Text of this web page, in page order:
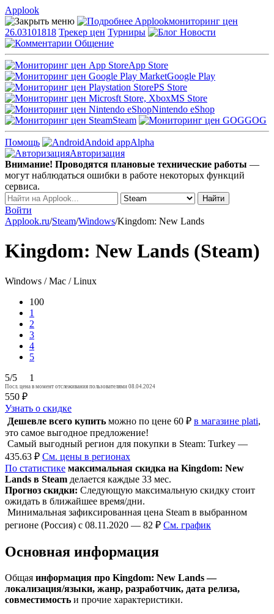
Applook
Applookмониторинг цен
26.03101818 Трекер цен Турниры
Новости
Общение
App Store
Google Play
PS Store
MS Store
Nintendo eShop
Steam
GOG
Помощь Andoid appAlpha
Авторизация
Внимание! Проводятся плановые технические работы —
могут наблюдаться ошибки в работе некоторых функций
сервиса.
Войти
Applook.ru/Steam/Windows/Kingdom: New Lands
Kingdom: New Lands (Steam)
Windows / Mac / Linux
100
1
2
3
4
5
5/5 1
Посл. цена в момент отслеживания пользователями 08.04.2024
550 ₽
Узнать о скидке
Дешевле всего купить можно по цене 60 ₽ в магазине plati,
это самое выгодное предложение!
Самый выгодный регион для покупки в Steam: Turkey —
435.63 ₽ См. цены в регионах
По статистике максимальная скидка на Kingdom: New
Lands в Steam делается каждые 33 мес.
Прогноз скидки: Следующую максимальную скидку стоит
ожидать в ближайшее время/дни.
Минимальная зафиксированная цена Steam в выбранном
регионе (Россия) с 08.11.2020 — 82 ₽ См. график
Основная информация
Общая информация про Kingdom: New Lands —
локализация/языки, жанр, разработчик, дата релиза,
совместимость и прочие характеристики.